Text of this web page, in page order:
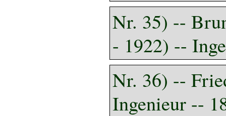
Nr. 35) --
- 1922) --
Nr. 36) --
Ingenieur --